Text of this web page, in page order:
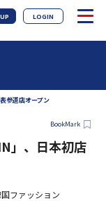
LOGIN
参道店オープン
BookMark
」、日本初店
ファッション